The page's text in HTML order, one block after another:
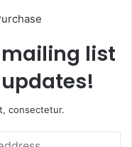
list
consectetur.